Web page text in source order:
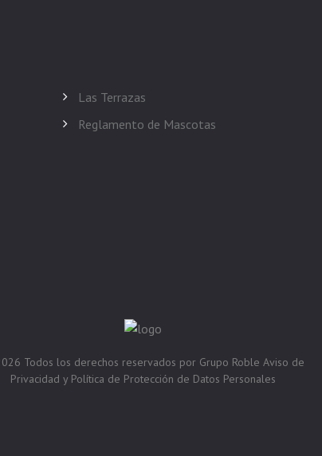
Las Terrazas
Reglamento de Mascotas
Todos los derechos reservados por Grupo Roble Aviso de
Privacidad y Política de Protección de Datos Personales